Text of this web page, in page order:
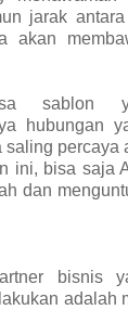
jarak
akan
sablon
hubungan
percaya
ini, bisa saja
dan
bisnis
adalah